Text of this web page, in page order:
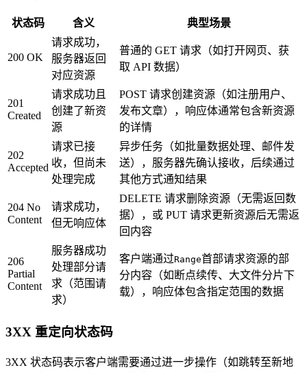
状态码 含义 典型场景
200 OK
请求成功，
服务器返回
对应资源
普通的 GET 请求（如打开网页、获
取 API 数据）
201
Created
请求成功且
创建了新资
源
POST 请求创建资源（如注册用户、
发布文章），响应体通常包含新资源
的详情
202
Accepted
请求已接
收，但尚未
处理完成
异步任务（如批量数据处理、邮件发
送），服务器先确认接收，后续通过
其他方式通知结果
204 No
Content
请求成功，
但无响应体
DELETE 请求删除资源（无需返回数
据），或 PUT 请求更新资源后无需返
回内容
206
Partial
Content
服务器成功
处理部分请
求（范围请
求）
客户端通过Range首部请求资源的部
分内容（如断点续传、大文件分片下
载），响应体包含指定范围的数据
3XX 重定向状态码
3XX 状态码表示客户端需要通过进一步操作（如跳转至新地